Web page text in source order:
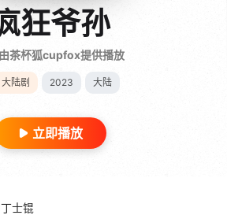
狂爷孙
茶杯狐cupfox提供播放
大陆剧 2023 大陆
立即播放
丁士锟